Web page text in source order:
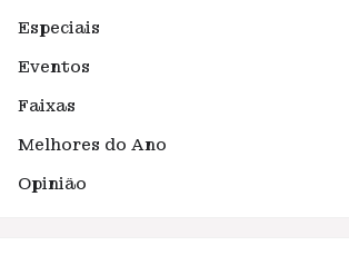
Especiais
Eventos
Faixas
Melhores do Ano
Opinião